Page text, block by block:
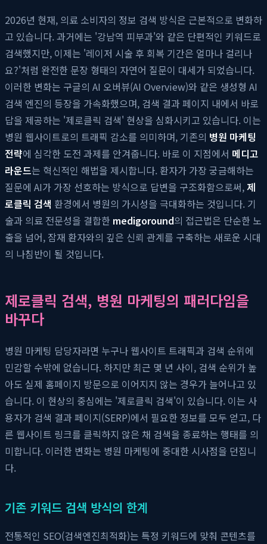
2026년 현재, 의료 소비자의 정보 검색 방식은 근본적으로 변화하
고 있습니다. 과거에는 '강남역 피부과'와 같은 단편적인 키워드로
검색했지만, 이제는 '레이저 시술 후 회복 기간은 얼마나 걸리나
요?'처럼 완전한 문장 형태의 자연어 질문이 대세가 되었습니다.
이러한 변화는 구글의 AI 오버뷰(AI Overview)와 같은 생성형 AI
검색 엔진의 등장을 가속화했으며, 검색 결과 페이지 내에서 바로
답을 제공하는 '제로클릭 검색' 현상을 심화시키고 있습니다. 이는
병원 웹사이트로의 트래픽 감소를 의미하며, 기존의 병원 마케팅
전략에 심각한 도전 과제를 안겨줍니다. 바로 이 지점에서 메디고
라운드는 혁신적인 해법을 제시합니다. 환자가 가장 궁금해하는
질문에 AI가 가장 선호하는 방식으로 답변을 구조화함으로써,제
로클릭 검색 환경에서 병원의 가시성을 극대화하는 것입니다. 기
술과 의료 전문성을 결합한 medigoround의 접근법은 단순한 노
출을 넘어, 잠재 환자와의 깊은 신뢰 관계를 구축하는 새로운 시대
의 나침반이 될 것입니다.
제로클릭 검색, 병원 마케팅의 패러다임을
바꾸다
병원 마케팅 담당자라면 누구나 웹사이트 트래픽과 검색 순위에
민감할 수밖에 없습니다. 하지만 최근 몇 년 사이, 검색 순위가 높
아도 실제 홈페이지 방문으로 이어지지 않는 경우가 늘어나고 있
습니다. 이 현상의 중심에는 '제로클릭 검색'이 있습니다. 이는 사
용자가 검색 결과 페이지(SERP)에서 필요한 정보를 모두 얻고, 다
른 웹사이트 링크를 클릭하지 않은 채 검색을 종료하는 행태를 의
미합니다. 이러한 변화는 병원 마케팅에 중대한 시사점을 던집니
다.
기존 키워드 검색 방식의 한계
전통적인 SEO(검색엔진최적화)는 특정 키워드에 맞춰 콘텐츠를